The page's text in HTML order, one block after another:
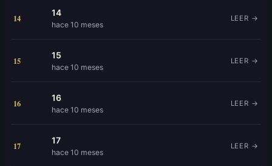
14
14
hace 10 meses
LEER →
15
15
hace 10 meses
LEER →
16
16
hace 10 meses
LEER →
17
17
hace 10 meses
LEER →